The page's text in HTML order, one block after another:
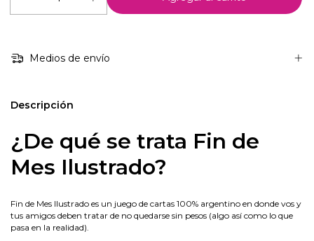
Medios de envío
Descripción
¿De qué se trata Fin de
Mes Ilustrado?
Fin de Mes Ilustrado es un juego de cartas 100% argentino en donde vos y
tus amigos deben tratar de no quedarse sin pesos (algo así como lo que
pasa en la realidad).